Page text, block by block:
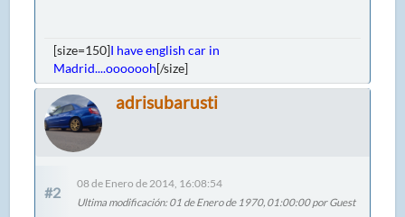
[size=150]I have english car in
Madrid....ooooooh[/size]
adrisubarusti
#2
08 de Enero de 2014, 16:08:54
Ultima modificación: 01 de Enero de 1970, 01:00:00 por Guest